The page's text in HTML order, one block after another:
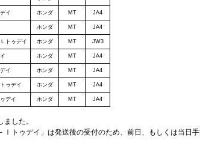
イ ホンダ MT JA4
ホンダ MT JA4
トゥデイ ホンダ MT JW3
ホンダ MT JA4
イ ホンダ MT JA4
ゥデイ ホンダ MT JA4
デイ ホンダ MT JA4
した。
Ⅰトゥデイ」は発送後の受付のため、前日、もしくは当日